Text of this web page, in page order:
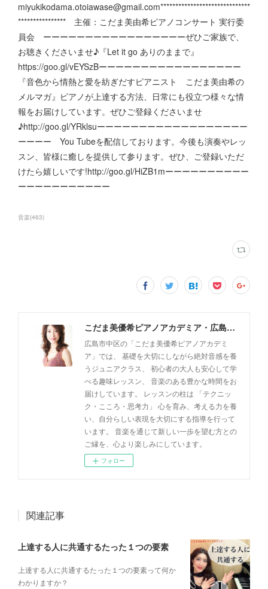
miyukikodama.otoiawase@gmail.com******************************
**************** 主催：こだま美由希ピアノコンサート 実行委
員会 ーーーーーーーーーーーーーーーーーぜひご家族で、
お聴きくださいませ♪『Let it go ありのままで』
https://goo.gl/vEYSzBーーーーーーーーーーーーーーーーー
『音色から情熱と愛を紡ぎだすピアニスト こだま美由希の
メルマガ』ピアノが上達する方法、日常にも役立つ様々な情
報をお届けしています。ぜひご登録くださいませ
♪http://goo.gl/YRklsuーーーーーーーーーーーーーーーーーー
ーーーー You Tubeを配信しております。今後も演奏やレッ
スン、皆様に癒しを提供して参ります。ぜひ、ご登録いただ
けたら嬉しいです!http://goo.gl/HiZB1mーーーーーーーーーー
ーーーーーーーーーーー
音楽(463)
こだま美優希ピアノアカデミア・広島市中区
広島市中区の「こだま美優希ピアノアカデミ
ア」では、 基礎を大切にしながら絶対音感を養
うジュニアクラス、 初心者の大人も安心して学
べる趣味レッスン、 音楽のある豊かな時間をお
届けしています。 レッスンの柱は 「テクニッ
ク・こころ・思考力」 心を育み、考える力を養
い、自分らしい表現を大切にする指導を行って
います。 音楽を通じて新しい一歩を望む方との
ご縁を、心より楽しみにしています。
フォロー
関連記事
上達する人に共通するたった１つの要素
上達する人に共通するたった１つの要素って何か
わかりますか？